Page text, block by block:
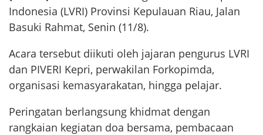
Indonesia (LVRI) Provinsi Kepulauan Riau, Jalan
Basuki Rahmat, Senin (11/8).
Acara tersebut diikuti oleh jajaran pengurus LVRI
dan PIVERI Kepri, perwakilan Forkopimda,
organisasi kemasyarakatan, hingga pelajar.
Peringatan berlangsung khidmat dengan
rangkaian kegiatan doa bersama, pembacaan